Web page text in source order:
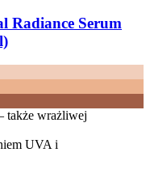
Radiance Serum
także wrażliwej
UVA i